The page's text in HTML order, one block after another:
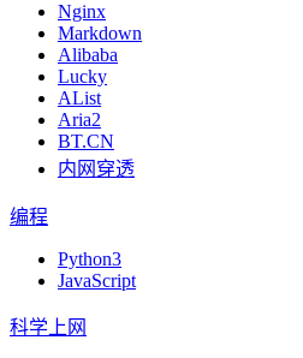
Nginx
Markdown
Alibaba
Lucky
AList
Aria2
BT.CN
内网穿透
编程
Python3
JavaScript
科学上网